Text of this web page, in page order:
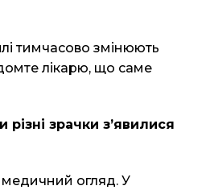
тимчасово змінюють
лікарю, що саме
зрачки з’явилися
огляд. У